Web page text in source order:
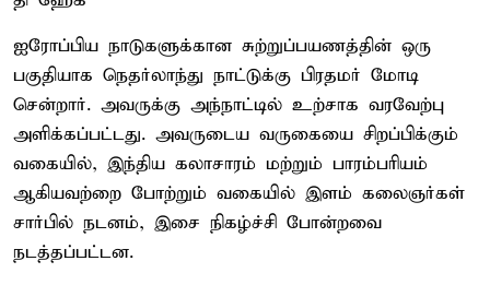
ஐரோப்பிய நாடுகளுக்கான சுற்றுப்பயணத்தின் ஒரு
பகுதியாக நெதர்லாந்து நாட்டுக்கு பிரதமர் மோடி
சென்றார். அவருக்கு அந்நாட்டில் உற்சாக வரவேற்பு
அளிக்கப்பட்டது. அவருடைய வருகையை சிறப்பிக்கும்
வகையில், இந்திய கலாசாரம் மற்றும் பாரம்பரியம்
ஆகியவற்றை போற்றும் வகையில் இளம் கலைஞர்கள்
சார்பில் நடனம், இசை நிகழ்ச்சி போன்றவை
நடத்தப்பட்டன.